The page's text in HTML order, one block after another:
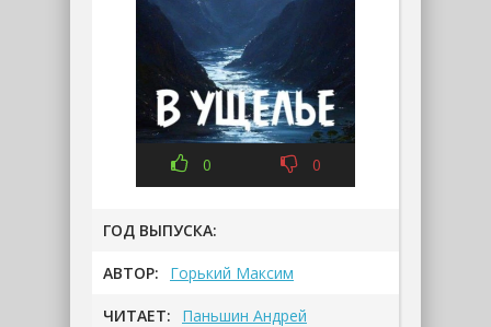
0 0
ГОД ВЫПУСКА:
АВТОР: Горький Максим
ЧИТАЕТ: Паньшин Андрей